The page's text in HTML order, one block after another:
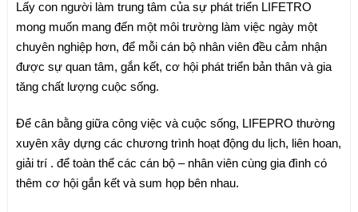
Lấy con người làm trung tâm của sự phát triển LIFETRO
mong muốn mang đến một môi trường làm việc ngày một
chuyên nghiệp hơn, để mỗi cán bộ nhân viên đều cảm nhận
được sự quan tâm, gắn kết, cơ hội phát triển bản thân và gia
tăng chất lượng cuộc sống.
Để cân bằng giữa công việc và cuộc sống, LIFEPRO thường
xuyên xây dựng các chương trình hoạt động du lịch, liên hoan,
giải trí . để toàn thể các cán bộ – nhân viên cùng gia đình có
thêm cơ hội gắn kết và sum họp bên nhau.